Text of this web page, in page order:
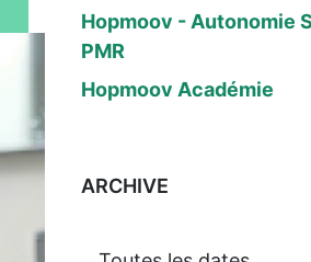
Hopmoov - Autonomie
PMR
Hopmoov Académie
ARCHIVE